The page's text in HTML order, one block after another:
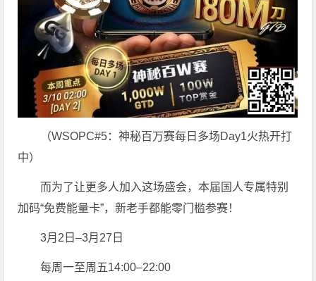
（WSOPC#5：神秘百万赛每日多场Day1火热开打
中）
而为了让更多人加入这场盛会，本届国人专属特别
加码“免费能量卡”，新老手都能零门槛参赛！
3月2日–3月27日
每周一至周五14:00–22:00